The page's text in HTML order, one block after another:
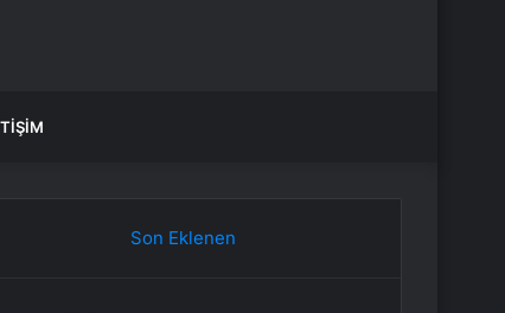
Son Eklenen